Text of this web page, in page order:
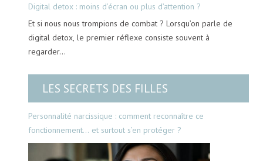
Digital detox : moins d’écran ou plus d’attention ?
Et si nous nous trompions de combat ? Lorsqu’on parle de
digital detox, le premier réflexe consiste souvent à
regarder…
LES SECRETS DES FILLES
Personnalité narcissique : comment reconnaître ce
fonctionnement… et surtout s’en protéger ?